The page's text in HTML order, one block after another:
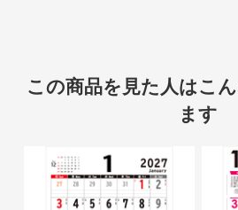
この商品を見た人はこ
ます